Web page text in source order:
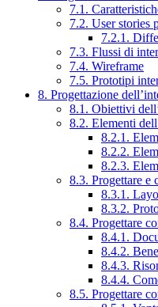
7.1.
7.2. User stories
7.2.1.
7.3. Flussi di
7.4. Wireframe
7.5. Prototipi
8. Progettazione
8.1. Obiettivi
8.2. Elementi
8.2.1.
8.2.2.
8.2.3.
8.3. Progettare e
8.3.1.
8.3.2.
8.4. Progettare
8.4.1.
8.4.2.
8.4.3.
8.4.4.
8.5. Progettare